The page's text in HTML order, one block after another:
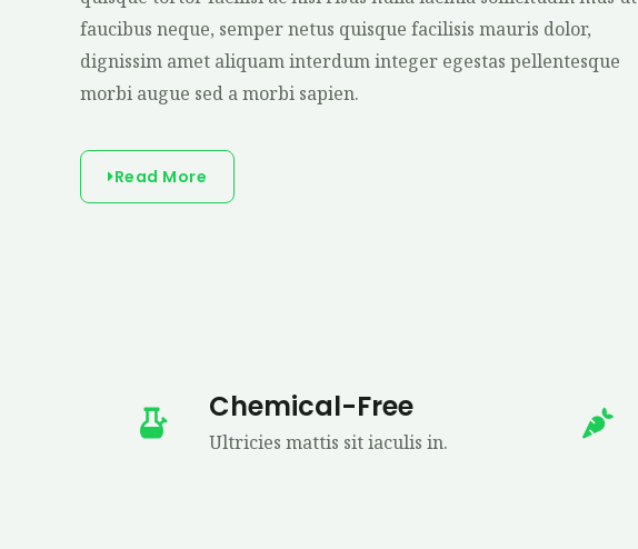
faucibus neque, semper netus quisque facilisis mauris dolor,
dignissim amet aliquam interdum integer egestas pellentesque
morbi augue sed a morbi sapien.
Read More
Chemical-Free
Ultricies mattis sit iaculis in.